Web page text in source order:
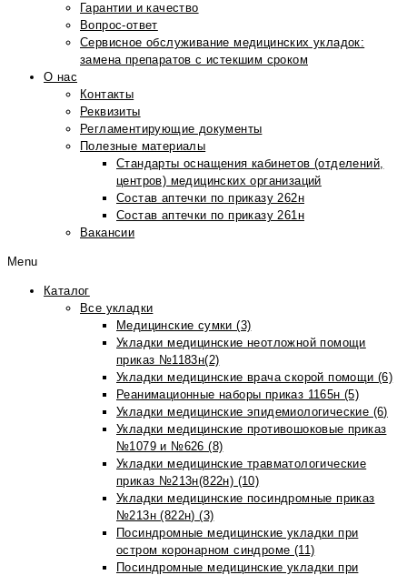
Гарантии и качество
Вопрос-ответ
Сервисное обслуживание медицинских укладок:
замена препаратов с истекшим сроком
О нас
Контакты
Реквизиты
Регламентирующие документы
Полезные материалы
Стандарты оснащения кабинетов (отделений,
центров) медицинских организаций
Состав аптечки по приказу 262н
Состав аптечки по приказу 261н
Вакансии
Menu
Каталог
Все укладки
Медицинские сумки (3)
Укладки медицинские неотложной помощи
приказ №1183н(2)
Укладки медицинские врача скорой помощи (6)
Реанимационные наборы приказ 1165н (5)
Укладки медицинские эпидемиологические (6)
Укладки медицинские противошоковые приказ
№1079 и №626 (8)
Укладки медицинские травматологические
приказ №213н(822н) (10)
Укладки медицинские посиндромные приказ
№213н (822н) (3)
Посиндромные медицинские укладки при
остром коронарном синдроме (11)
Посиндромные медицинские укладки при